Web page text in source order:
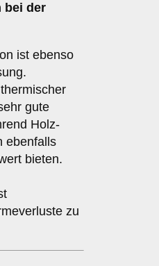
bei der
ist ebenso
gute
Holz-
ebenfalls
bieten.
zu